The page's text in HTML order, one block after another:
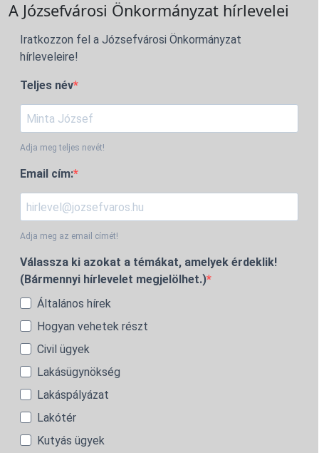
A Józsefvárosi Önkormányzat hírlevelei
Iratkozzon fel a Józsefvárosi Önkormányzat
hírleveleire!
Teljes név
Adja meg teljes nevét!
Email cím:
Adja meg az email címét!
Válassza ki azokat a témákat, amelyek érdeklik!
(Bármennyi hírlevelet megjelölhet.)
Általános hírek
Hogyan vehetek részt
Civil ügyek
Lakásügynökség
Lakáspályázat
Lakótér
Kutyás ügyek